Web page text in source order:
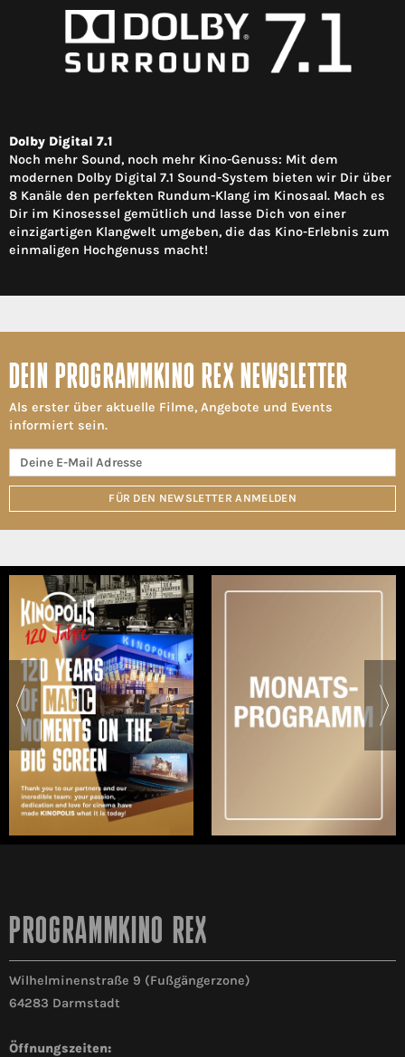
Dolby Digital 7.1
Noch mehr Sound, noch mehr Kino-Genuss: Mit dem
modernen Dolby Digital 7.1 Sound-System bieten wir Dir über
8 Kanäle den perfekten Rundum-Klang im Kinosaal. Mach es
Dir im Kinosessel gemütlich und lasse Dich von einer
einzigartigen Klangwelt umgeben, die das Kino-Erlebnis zum
einmaligen Hochgenuss macht!
DEIN PROGRAMMKINO REX NEWSLETTER
Als erster über aktuelle Filme, Angebote und Events
informiert sein.
FÜR DEN NEWSLETTER ANMELDEN
PROGRAMMKINO REX
Wilhelminenstraße 9 (Fußgängerzone)
64283 Darmstadt
Öffnungszeiten: